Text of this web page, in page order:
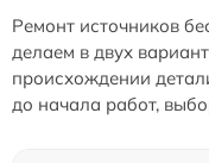
Ремонт источников
делаем в двух
происхождении
до начала работ,